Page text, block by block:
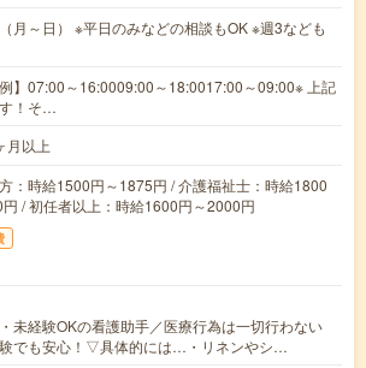
月～日） ※平日のみなどの相談もOK ※週3なども
例】07:00～16:0009:00～18:0017:00～09:00※ 上記
！そ…
月以上
：時給1500円～1875円 / 介護福祉士：時給1800
/ 初任者以上：時給1600円～2000円
未経験OKの看護助手／医療行為は一切行わない
でも安心！▽具体的には…・リネンやシ…